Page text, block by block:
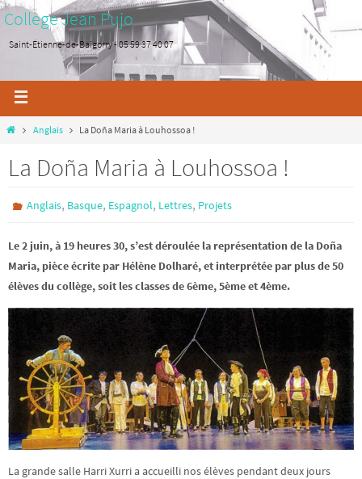
Collège Jean Pujo
Saint-Étienne-de-Baïgorry - 05 59 37 40 07
Anglais La Doña Maria à Louhossoa !
La Doña Maria à Louhossoa !
Anglais, Basque, Espagnol, Lettres, Projets
Le 2 juin, à 19 heures 30, s’est déroulée la représentation de la Doña
Maria, pièce écrite par Hélène Dolharé, et interprétée par plus de 50
élèves du collège, soit les classes de 6ème, 5ème et 4ème.
La grande salle Harri Xurri a accueilli nos élèves pendant deux jours